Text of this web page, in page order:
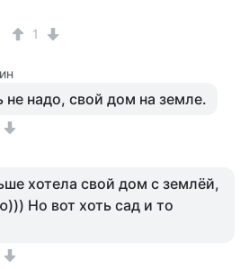
1
не надо, свой дом на земле.
хотела свой дом с землёй,
Но вот хоть сад и то